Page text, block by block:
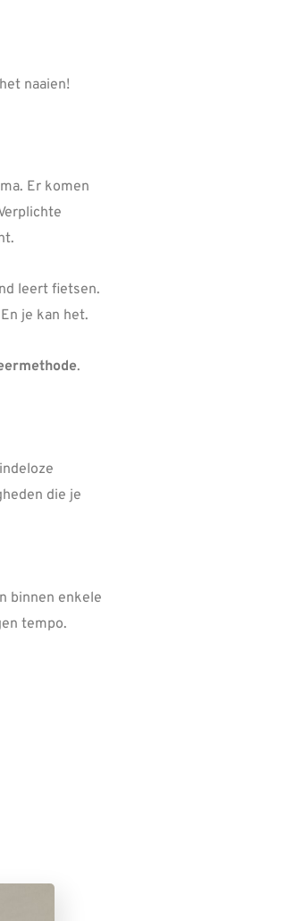
naaien!
Er komen
leert fietsen.
je kan het.
.
die je
binnen enkele
tempo.